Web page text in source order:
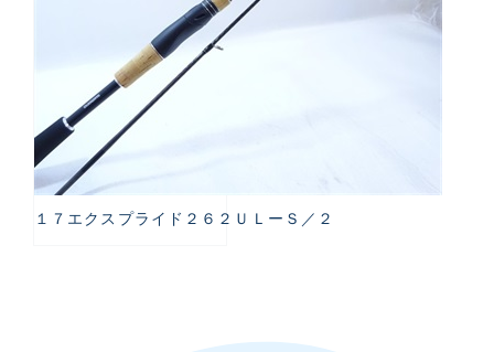
１７エクスプライド２６２ＵＬーＳ／２